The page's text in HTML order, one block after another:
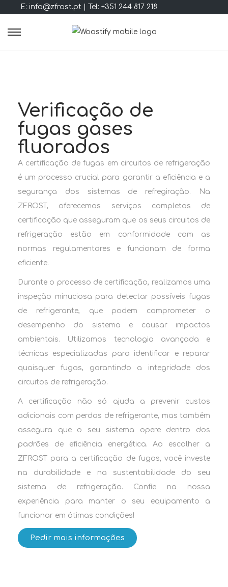
E: info@zfrost.pt | Tel: +351 244 817 218
Verificação de
fugas gases
fluorados
A certificação de fugas em circuitos de refrigeração
é um processo crucial para garantir a eficiência e a
segurança dos sistemas de refregiração. Na
ZFROST, oferecemos serviços completos de
certificação que asseguram que os seus circuitos de
refrigeração estão em conformidade com as
normas regulamentares e funcionam de forma
eficiente.
Durante o processo de certificação, realizamos uma
inspeção minuciosa para detectar possíveis fugas
de refrigerante, que podem comprometer o
desempenho do sistema e causar impactos
ambientais. Utilizamos tecnologia avançada e
técnicas especializadas para identificar e reparar
quaisquer fugas, garantindo a integridade dos
circuitos de refrigeração.
A certificação não só ajuda a prevenir custos
adicionais com perdas de refrigerante, mas também
assegura que o seu sistema opere dentro dos
padrões de eficiência energética. Ao escolher a
ZFROST para a certificação de fugas, você investe
na durabilidade e na sustentabilidade do seu
sistema de refrigeração. Confie na nossa
experiência para manter o seu equipamento a
funcionar em ótimas condições!
Pedir mais informações